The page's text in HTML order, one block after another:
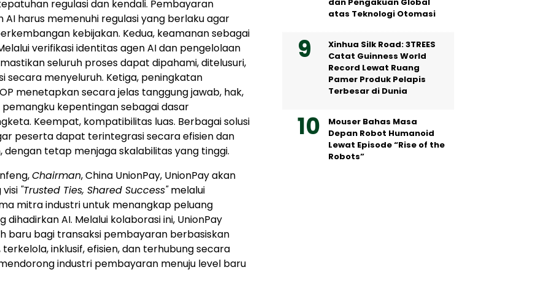
regulasi dan kendali. Pembayaran
AI harus memenuhi regulasi yang berlaku agar
kebijakan. Kedua, keamanan sebagai
verifikasi identitas agen AI dan pengelolaan
seluruh proses dapat dipahami, ditelusuri,
secara menyeluruh. Ketiga, peningkatan
menetapkan secara jelas tanggung jawab, hak,
pemangku kepentingan sebagai dasar
Keempat, kompatibilitas luas. Berbagai solusi
peserta dapat terintegrasi secara efisien dan
tetap menjaga skalabilitas yang tinggi.
Chairman, China UnionPay, UnionPay akan
"Trusted Ties, Shared Success"melalui
mitra industri untuk menangkap peluang
dihadirkan AI. Melalui kolaborasi ini, UnionPay
baru bagi transaksi pembayaran berbasiskan
inklusif, efisien, dan terhubung secara
industri pembayaran menuju level baru
atas Teknologi Otomasi
Xinhua Silk Road: 3TREES
Catat Guinness World
Record Lewat Ruang
Pamer Produk Pelapis
Terbesar di Dunia
Mouser Bahas Masa
Depan Robot Humanoid
Lewat Episode “Rise of the
Robots”